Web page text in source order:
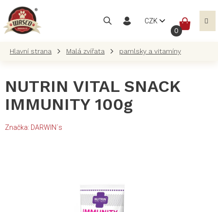
obsah
CZK
Malá zvířata pamlsky a vitamíny
NUTRIN VITAL SNACK
IMMUNITY 100g
Značka: DARWIN´s